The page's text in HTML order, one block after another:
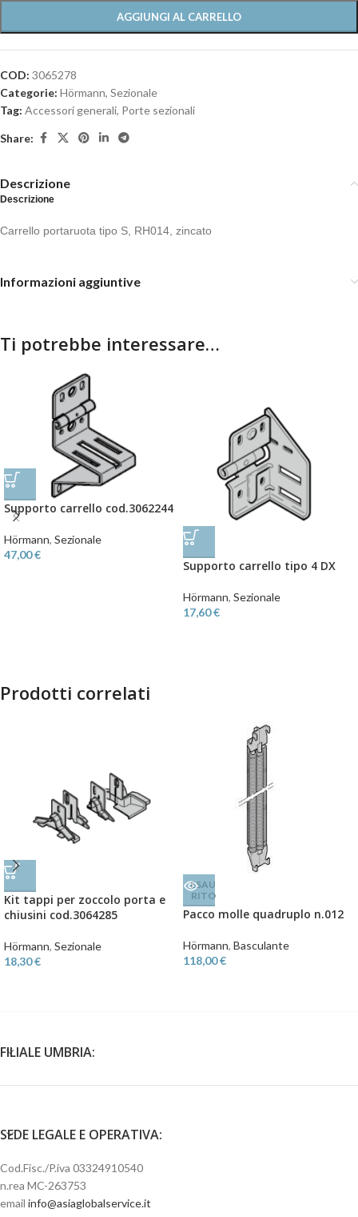
AGGIUNGI AL CARRELLO
COD: 3065278
Categorie: Hörmann, Sezionale
Tag: Accessori generali, Porte sezionali
Share:
Descrizione
Descrizione
Carrello portaruota tipo S, RH014, zincato
Informazioni aggiuntive
Ti potrebbe interessare…
Supporto carrello cod.3062244
Hörmann, Sezionale
47,00€
Supporto carrello tipo 4 DX
Hörmann, Sezionale
17,60€
Prodotti correlati
Kit tappi per zoccolo porta e
chiusini cod.3064285
Hörmann, Sezionale
18,30€
ESAU
RITO
Pacco molle quadruplo n.012
Hörmann, Basculante
118,00€
FILIALE UMBRIA:
SEDE LEGALE E OPERATIVA:
Cod.Fisc./P.iva 03324910540
n.rea MC-263753
email info@asiaglobalservice.it